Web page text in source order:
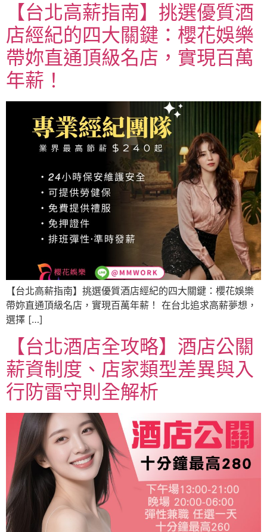
【台北高薪指南】挑選優質酒
店經紀的四大關鍵：櫻花娛樂
帶妳直通頂級名店，實現百萬
年薪！
【台北高薪指南】挑選優質酒店經紀的四大關鍵：櫻花娛樂
帶妳直通頂級名店，實現百萬年薪！ 在台北追求高薪夢想，
選擇 […]
【台北酒店全攻略】酒店公關
薪資制度、店家類型差異與入
行防雷守則全解析